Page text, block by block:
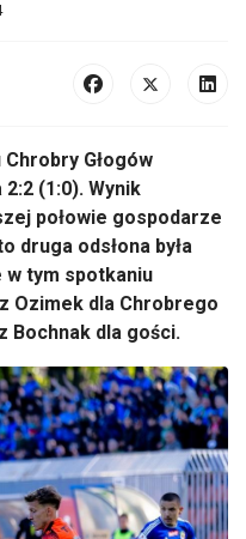
Chrobry Głogów
(1:0). Wynik
połowie gospodarze
druga odsłona była
w tym spotkaniu
Ozimek dla Chrobrego
Bochnak dla gości.